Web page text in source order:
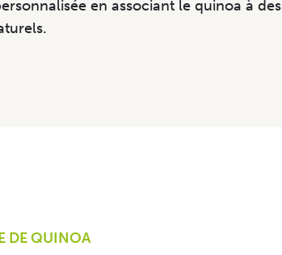
en associant le quinoa à des
DE QUINOA